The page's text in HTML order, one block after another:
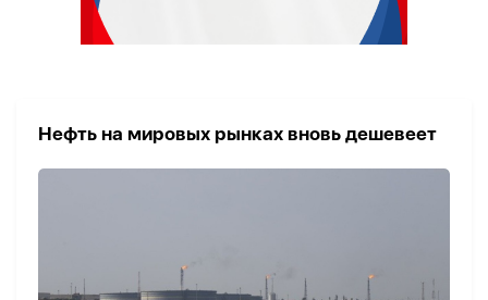
Нефть на мировых рынках вновь дешевеет